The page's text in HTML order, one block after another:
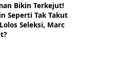
Bikin Terkejut!
Seperti Tak Takut
Seleksi, Marc